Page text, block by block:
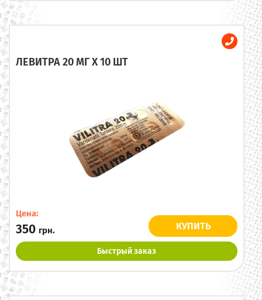
ЛЕВИТРА 20 МГ X 10 ШТ
Цена:
350 грн. КУПИТЬ
Быстрый заказ